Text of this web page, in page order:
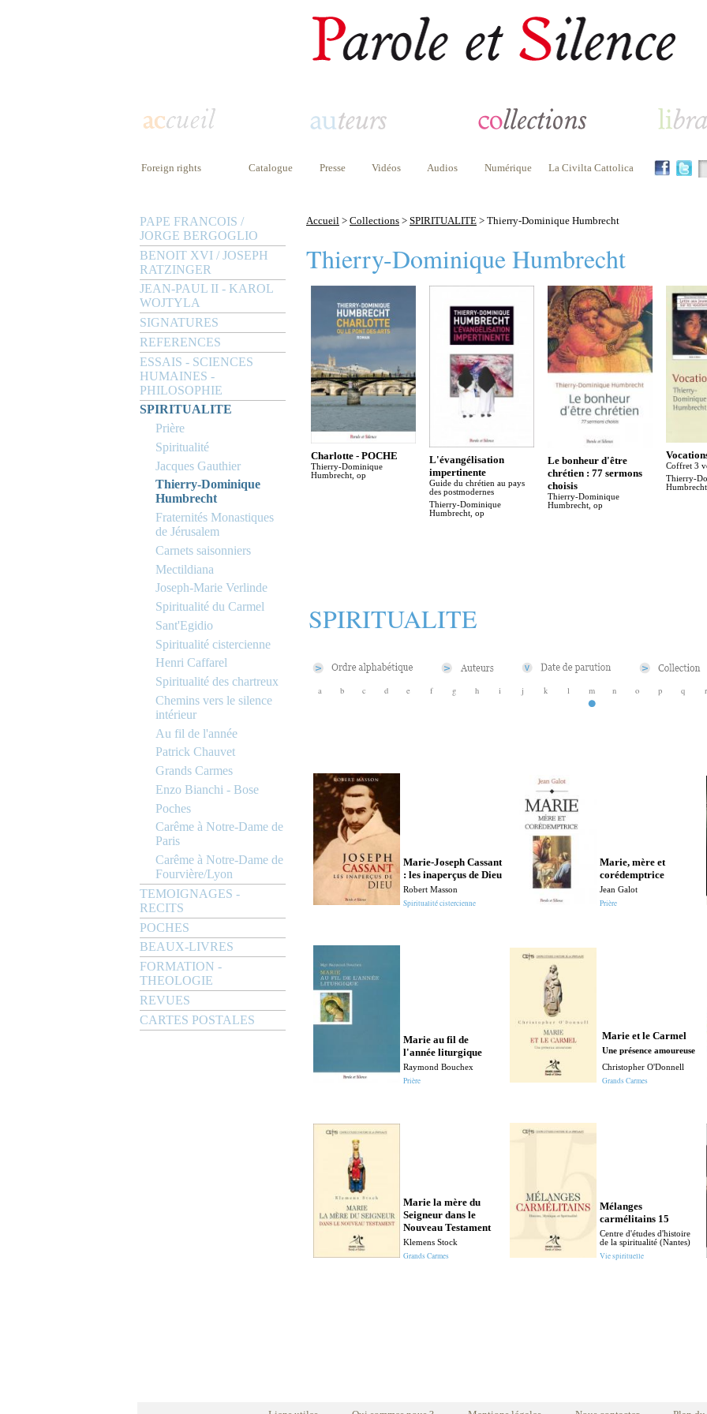
Foreign rights Catalogue Presse Vidéos Audios Numérique La Civilta Cattolica
PAPE FRANCOIS /
JORGE BERGOGLIO
BENOIT XVI / JOSEPH
RATZINGER
JEAN-PAUL II - KAROL
WOJTYLA
SIGNATURES
REFERENCES
ESSAIS - SCIENCES
HUMAINES -
PHILOSOPHIE
SPIRITUALITE
Prière
Spiritualité
Jacques Gauthier
Thierry-Dominique
Humbrecht
Fraternités Monastiques
de Jérusalem
Carnets saisonniers
Mectildiana
Joseph-Marie Verlinde
Spiritualité du Carmel
Sant'Egidio
Spiritualité cistercienne
Henri Caffarel
Spiritualité des chartreux
Chemins vers le silence
intérieur
Au fil de l'année
Patrick Chauvet
Grands Carmes
Enzo Bianchi - Bose
Poches
Carême à Notre-Dame de
Paris
Carême à Notre-Dame de
Fourvière/Lyon
TEMOIGNAGES -
RECITS
POCHES
BEAUX-LIVRES
FORMATION -
THEOLOGIE
REVUES
CARTES POSTALES
Accueil > Collections > SPIRITUALITE > Thierry-Dominique Humbrecht
Thierry-Dominique Humbrecht
Charlotte - POCHE
Thierry-Dominique
Humbrecht, op
L'évangélisation
impertinente
Guide du chrétien au pays
des postmodernes
Thierry-Dominique
Humbrecht, op
Le bonheur d'être
chrétien : 77 sermons
choisis
Thierry-Dominique
Humbrecht, op
Coffret 3
Thierry-
SPIRITUALITE
a b c d e f g h i j k l m n o p q r
Marie-Joseph Cassant
: les inaperçus de Dieu
Robert Masson
Spiritualité cistercienne
Marie, mère et
corédemptrice
Jean Galot
Prière
Marie au fil de
l'année liturgique
Raymond Bouchex
Prière
Marie et le Carmel
Une présence amoureuse
Christopher O'Donnell
Grands Carmes
Marie la mère du
Seigneur dans le
Nouveau Testament
Klemens Stock
Grands Carmes
Mélanges
carmélitains 15
Centre d'études d'histoire
de la spiritualité (Nantes)
Vie spirituelle